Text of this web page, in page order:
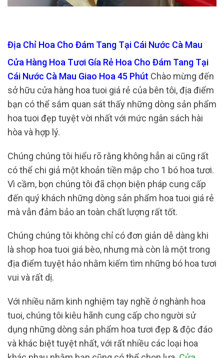
Địa Chỉ Hoa Cho Đám Tang Tại Cái Nước Cà Mau
Cửa Hàng Hoa Tươi Gía Rẻ Hoa Cho Đám Tang Tại
Cái Nước Cà Mau Giao Hoa 45 Phút Chào mừng đến
sở hữu cửa hàng hoa tuoi giá rẻ của bên tôi, địa điểm
bạn có thể sắm quan sát thấy những dòng sản phẩm
hoa tuoi đẹp tuyệt vời nhất với mức ngân sách hài
hòa và hợp lý.
Chúng chúng tôi hiểu rõ rằng không hẳn ai cũng rất
có thể chi giả một khoản tiền mập cho 1 bó hoa tươi.
Vì cầm, bọn chúng tôi đã chọn biện pháp cung cấp
đến quý khách những dòng sản phẩm hoa tuoi giá rẻ
mà vẫn đảm bảo an toàn chất lượng rất tốt.
Chúng chúng tôi không chỉ có đơn giản dễ dàng khi
là shop hoa tuoi giá bèo, nhưng mà còn là một trong
địa điểm tuyệt hảo nhằm kiếm tìm những bó hoa tươi
vui và rất dị.
Với nhiều năm kinh nghiệm tay nghề ở nghành hoa
tuoi, chúng tôi kiêu hãnh cung cấp cho người sử
dụng những dòng sản phẩm hoa tươi đẹp & độc đáo
và khác biệt tuyệt nhất, với rất nhiều các loại hoa